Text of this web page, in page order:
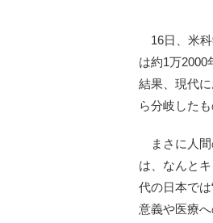
16日、米科
は約1万2000
結果、現代
ら分岐した
まさに人間
は、なんと
代の日本で
意義や医療